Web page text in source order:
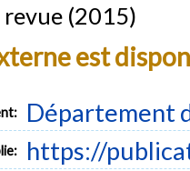
(2015)
est
Département
https://